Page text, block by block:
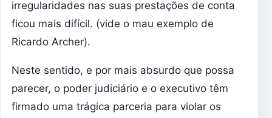
irregularidades nas suas prestações de conta
ficou mais difícil. (vide o mau exemplo de
Ricardo Archer).
Neste sentido, e por mais absurdo que possa
parecer, o poder judiciário e o executivo têm
firmado uma trágica parceria para violar os